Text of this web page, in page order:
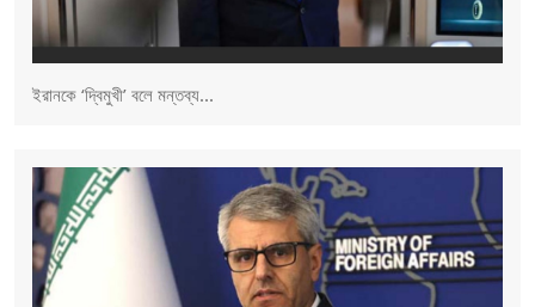
ইরানকে ‘দ্বিমুখী’ বলে মন্তব্য...